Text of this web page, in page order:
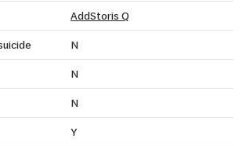
AddStoris Q
N
N
N
Y